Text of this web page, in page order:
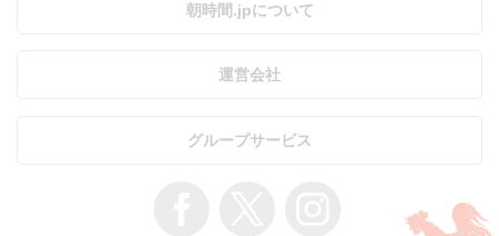
朝時間.jpについて
運営会社
グループサービス